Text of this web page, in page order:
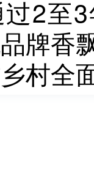
2至
牌香
村全